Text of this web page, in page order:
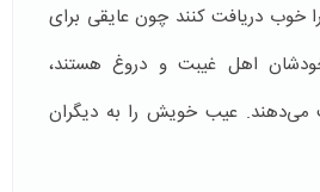
خوب دریافت کنند چون عایقی برای
اهل غیبت و دروغ هستند،
می‌دهند. عیب خویش را به دیگران